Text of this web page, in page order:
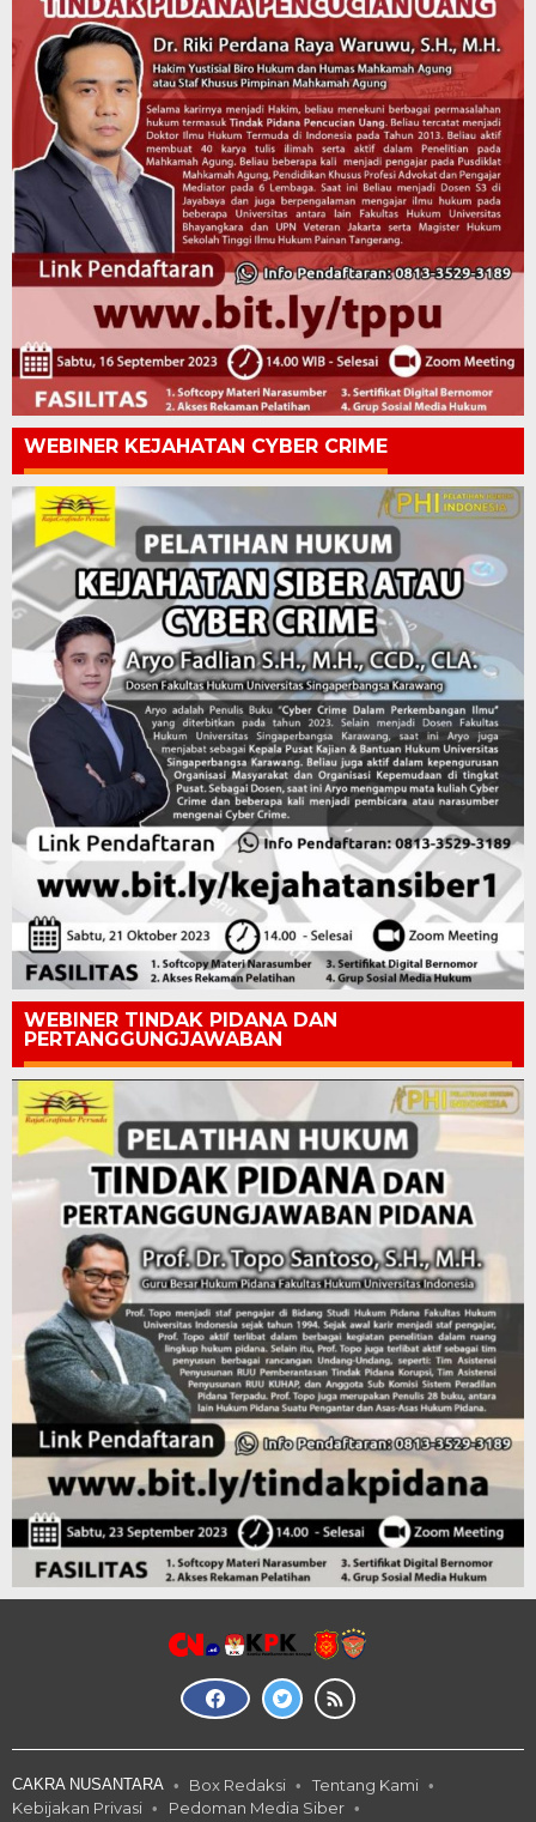
WEBINER KEJAHATAN CYBER CRIME
WEBINER TINDAK PIDANA DAN
PERTANGGUNGJAWABAN
CAKRA NUSANTARA Box Redaksi
Tentang Kami
Kebijakan Privasi
Pedoman Media Siber